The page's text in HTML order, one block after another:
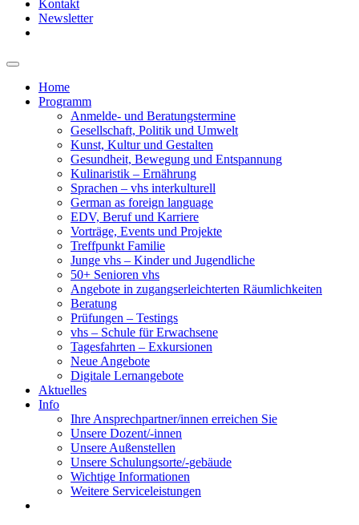
Kontakt
Newsletter
Home
Programm
Anmelde- und Beratungstermine
Gesellschaft, Politik und Umwelt
Kunst, Kultur und Gestalten
Gesundheit, Bewegung und Entspannung
Kulinaristik – Ernährung
Sprachen – vhs interkulturell
German as foreign language
EDV, Beruf und Karriere
Vorträge, Events und Projekte
Treffpunkt Familie
Junge vhs – Kinder und Jugendliche
50+ Senioren vhs
Angebote in zugangserleichterten Räumlichkeiten
Beratung
Prüfungen – Testings
vhs – Schule für Erwachsene
Tagesfahrten – Exkursionen
Neue Angebote
Digitale Lernangebote
Aktuelles
Info
Ihre Ansprechpartner/innen erreichen Sie
Unsere Dozent/-innen
Unsere Außenstellen
Unsere Schulungsorte/-gebäude
Wichtige Informationen
Weitere Serviceleistungen